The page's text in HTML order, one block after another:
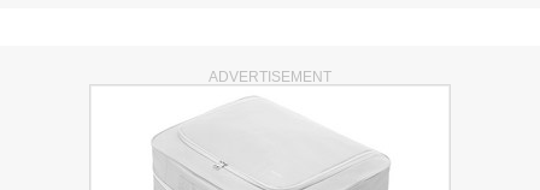
ADVERTISEMENT